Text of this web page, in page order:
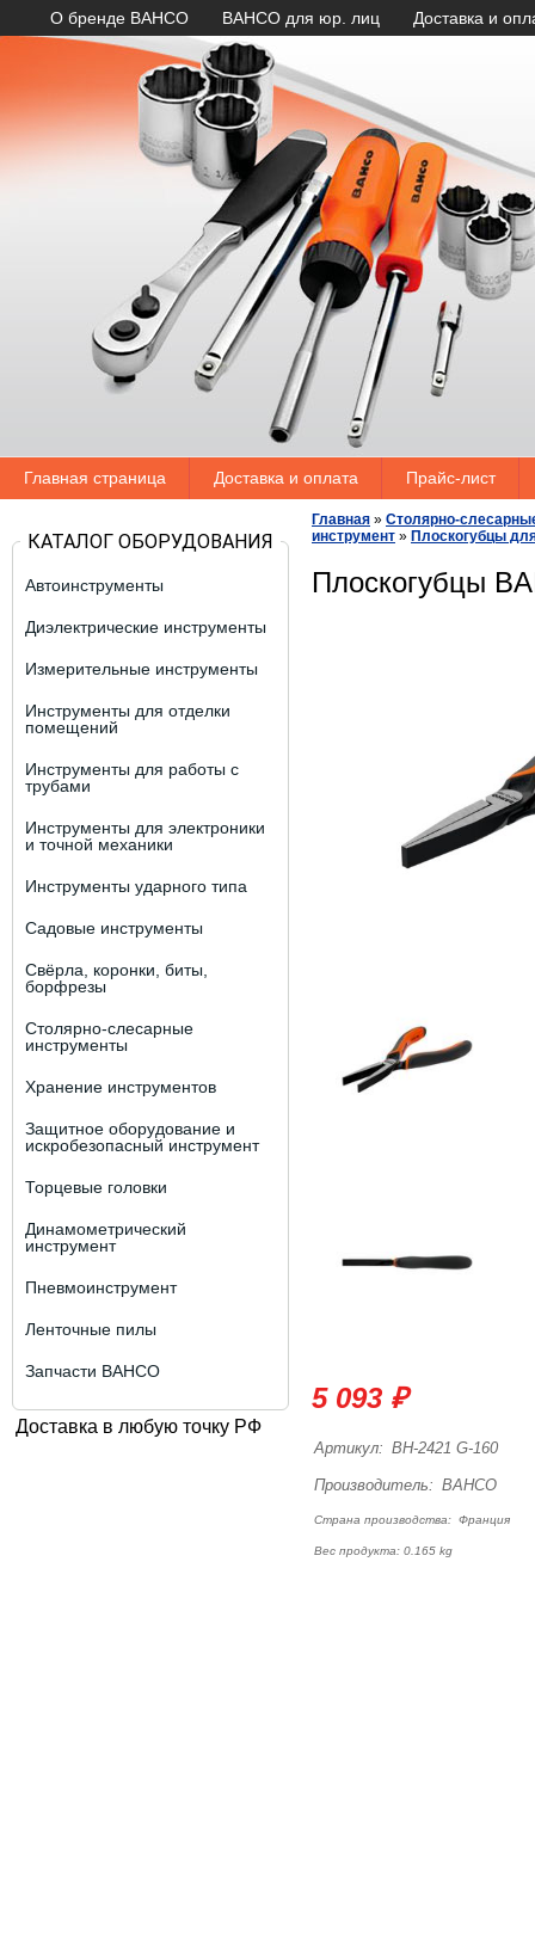
О бренде BAHCO BAHCO для юр. лиц Доставка и
Главная страница Доставка и оплата Прайс-лист
КАТАЛОГ ОБОРУДОВАНИЯ
Автоинструменты
Диэлектрические инструменты
Измерительные инструменты
Инструменты для отделки
помещений
Инструменты для работы с
трубами
Инструменты для электроники
и точной механики
Инструменты ударного типа
Садовые инструменты
Свёрла, коронки, биты,
борфрезы
Столярно-слесарные
инструменты
Хранение инструментов
Защитное оборудование и
искробезопасный инструмент
Торцевые головки
Динамометрический
инструмент
Пневмоинструмент
Ленточные пилы
Запчасти BAHCO
Доставка в любую точку РФ
Главная » Столярно-
инструмент » Плоскогубцы
Плоскогубцы
5 093 ₽
Артикул: BH-2421 G-160
Производитель: BAHCO
Страна производства: Франция
Вес продукта: 0.165 kg